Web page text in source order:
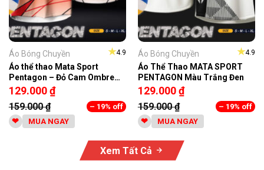
★4.9
Áo Bóng Chuyền
Áo thể thao Mata Sport
Pentagon – Đỏ Cam Ombre
Năng Động
129.000₫
159.000₫
– 19% off
MUA NGAY
★4.9
Áo Bóng Chuyền
Áo Thể Thao MATA SPORT
PENTAGON Màu Trắng Đen
129.000₫
159.000₫
– 19% off
MUA NGAY
Xem Tất Cả